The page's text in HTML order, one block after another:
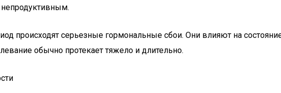
происходят серьезные гормональные сбои. Они влияют на
обычно протекает тяжело и длительно.